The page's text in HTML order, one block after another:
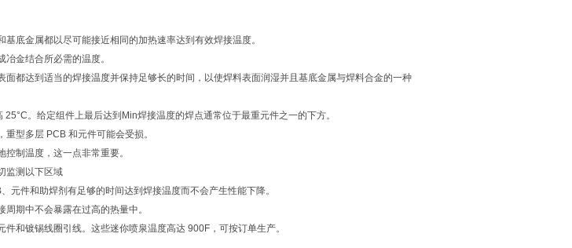
底金属都以尽可能接近相同的加热速率达到有效焊接温度。
金结合所必需的温度。
面都达到适当的焊接温度并保持足够长的时间，以使焊料表面润湿并且基底金属与焊料合金的一种
。给定组件上最后达到Min焊接温度的焊点通常位于最重元件之一的下方。
型多层 PCB 和元件可能会受损。
制温度，这一点非常重要。
监测以下区域
元件和助焊剂有足够的时间达到焊接温度而不会产生性能下降。
期中不会暴露在过高的热量中。
和镀锡线圈引线。这些迷你喷泉温度高达 900F，可按订单生产。